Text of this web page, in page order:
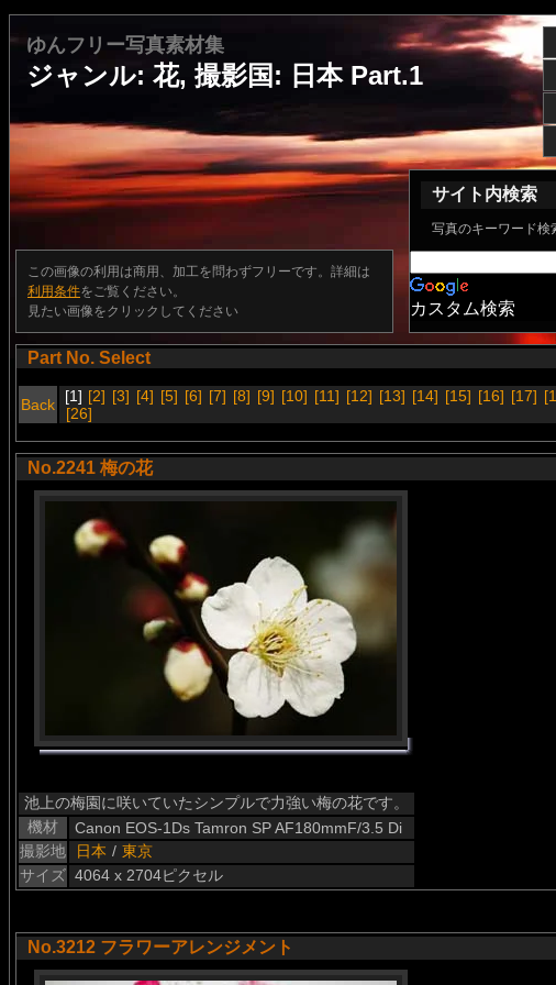
ゆんフリー写真素材集
ジャンル: 花, 撮影国: 日本 Part.1
この画像の利用は商用、加工を問わずフリーです。詳細は
利用条件をご覧ください。
見たい画像をクリックしてください
サイト内検索
写真のキーワード検
カスタム検索
Part No. Select
Back [1] [2] [3] [4] [5] [6] [7] [8] [9] [10] [11] [12] [13] [14] [15] [16] [17]
[26]
No.2241 梅の花
池上の梅園に咲いていたシンプルで力強い梅の花です。
機材
Canon EOS-1Ds Tamron SP AF180mmF/3.5 Di
撮影地
日本 / 東京
サイズ 4064 x 2704ピクセル
No.3212 フラワーアレンジメント